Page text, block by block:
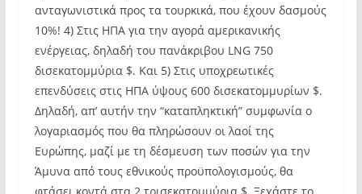
ανταγωνιστικά προς τα τουρκικά, που έχουν δασμούς
10%! 4) Στις ΗΠΑ για την αγορά αμερικανικής
ενέργειας, δηλαδή του πανάκριβου LNG 750
δισεκατομμύρια $. Και 5) Στις υποχρεωτικές
επενδύσεις στις ΗΠΑ ύψους 600 δισεκατομμυρίων $.
Δηλαδή, απ’ αυτήν την “καταπληκτική” συμφωνία ο
λογαριασμός που θα πληρώσουν οι λαοί της
Ευρώπης, μαζί με τη δέσμευση των ποσών για την
Άμυνα από τους εθνικούς προϋπολογισμούς, θα